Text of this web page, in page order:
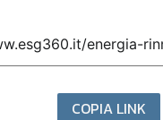
COPIA LINK